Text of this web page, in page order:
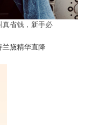
真省钱，新手必
兰黛精华直降